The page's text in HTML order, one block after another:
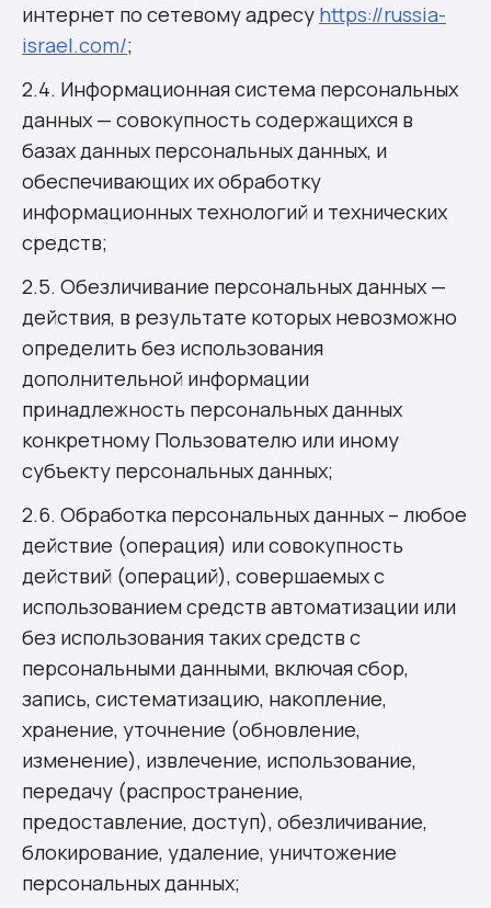
интернет по сетевому адресу https://russia-
israel.com/;
2.4. Информационная система персональных
данных — совокупность содержащихся в
базах данных персональных данных, и
обеспечивающих их обработку
информационных технологий и технических
средств;
2.5. Обезличивание персональных данных —
действия, в результате которых невозможно
определить без использования
дополнительной информации
принадлежность персональных данных
конкретному Пользователю или иному
субъекту персональных данных;
2.6. Обработка персональных данных – любое
действие (операция) или совокупность
действий (операций), совершаемых с
использованием средств автоматизации или
без использования таких средств с
персональными данными, включая сбор,
запись, систематизацию, накопление,
хранение, уточнение (обновление,
изменение), извлечение, использование,
передачу (распространение,
предоставление, доступ), обезличивание,
блокирование, удаление, уничтожение
персональных данных;